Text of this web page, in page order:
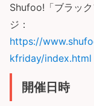
Shufoo!「ブラッ
ジ：
https://
kfriday/index.html
開催日時